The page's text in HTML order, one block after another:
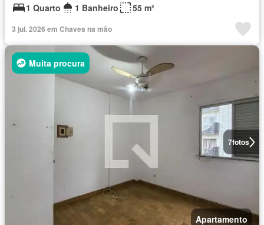
1 Quarto
1 Banheiro 55 m²
3 jul. 2026 em Chaves na mão
7fotos
Muita procura
Apartamento